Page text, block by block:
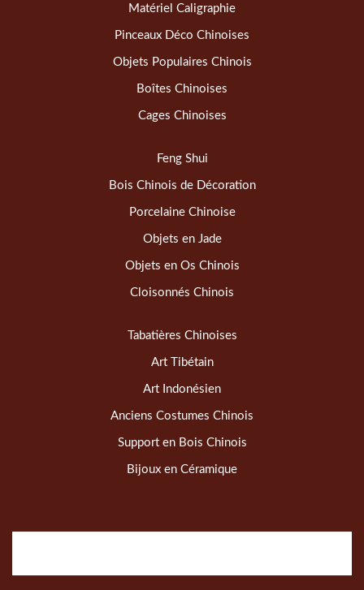
Matériel Caligraphie
Pinceaux Déco Chinoises
Objets Populaires Chinois
Boîtes Chinoises
Cages Chinoises
Feng Shui
Bois Chinois de Décoration
Porcelaine Chinoise
Objets en Jade
Objets en Os Chinois
Cloisonnés Chinois
Tabatières Chinoises
Art Tibétain
Art Indonésien
Anciens Costumes Chinois
Support en Bois Chinois
Bijoux en Céramique